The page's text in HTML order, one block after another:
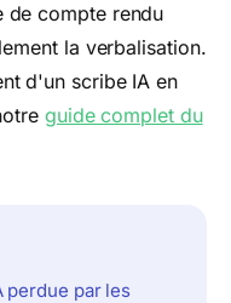
de compte rendu
la verbalisation.
d'un scribe IA en
guide complet du
perdue par les